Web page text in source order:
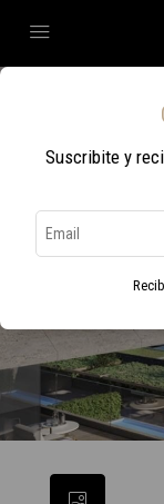
Suscribite y